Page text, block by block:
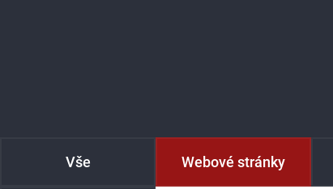
Vše Webové stránky